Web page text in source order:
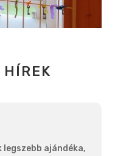
legszebb ajándéka,